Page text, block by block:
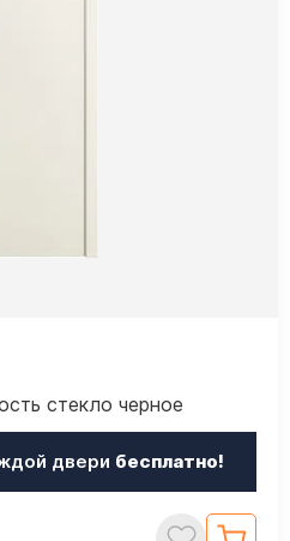
стекло черное
двери бесплатно!